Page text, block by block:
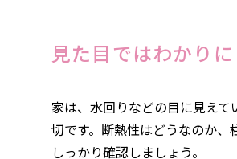
見た目ではわかり
家は、水回りなどの目に見え
切です。断熱性はどうなのか
しっかり確認しましょう。